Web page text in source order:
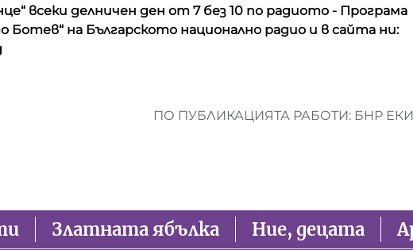
всеки делничен ден от 7 без 10 по радиото - Програма
Ботев“ на Българското национално радио и в сайта ни:
ПО ПУБЛИКАЦИЯТА РАБОТИ: БНР
Златната ябълка Ние, децата